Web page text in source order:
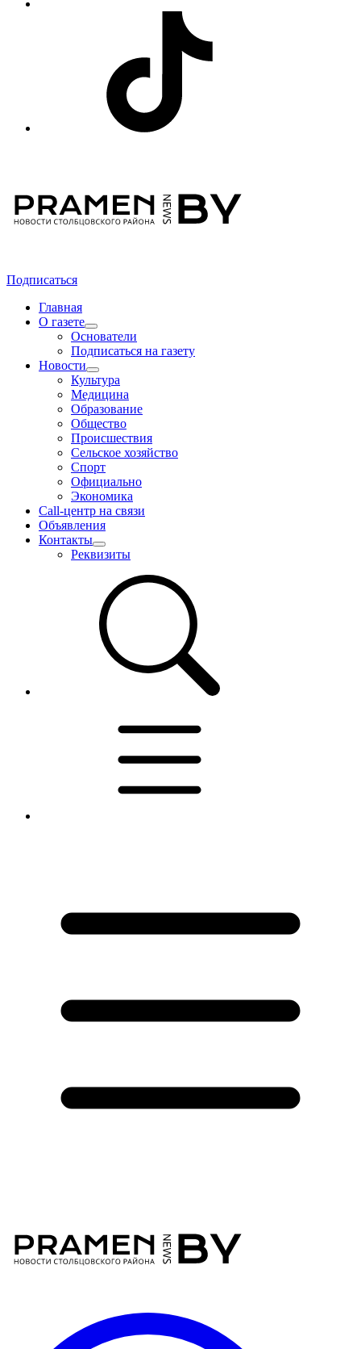
Подписаться
Главная
О газете
Основатели
Подписаться на газету
Новости
Культура
Медицина
Образование
Общество
Происшествия
Сельское хозяйство
Спорт
Официально
Экономика
Call-центр на связи
Объявления
Контакты
Реквизиты